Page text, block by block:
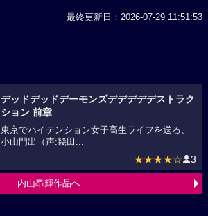
最終更新日：2026-07-29 11:51:53
デッドデッドデーモンズデデデデデストラク
ション 前章
東京でハイテンション女子高生ライフを送る、
小山門出（声:幾田...
★★★★☆ 3
内山昂輝作品へ